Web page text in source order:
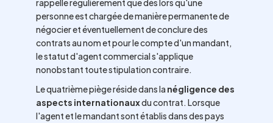
rappelle régulièrement que dès lors qu'une
personne est chargée de manière permanente de
négocier et éventuellement de conclure des
contrats au nom et pour le compte d'un mandant,
le statut d'agent commercial s'applique
nonobstant toute stipulation contraire.
Le quatrième piège réside dans la négligence des
aspects internationauxdu contrat. Lorsque
l'agent et le mandant sont établis dans des pays